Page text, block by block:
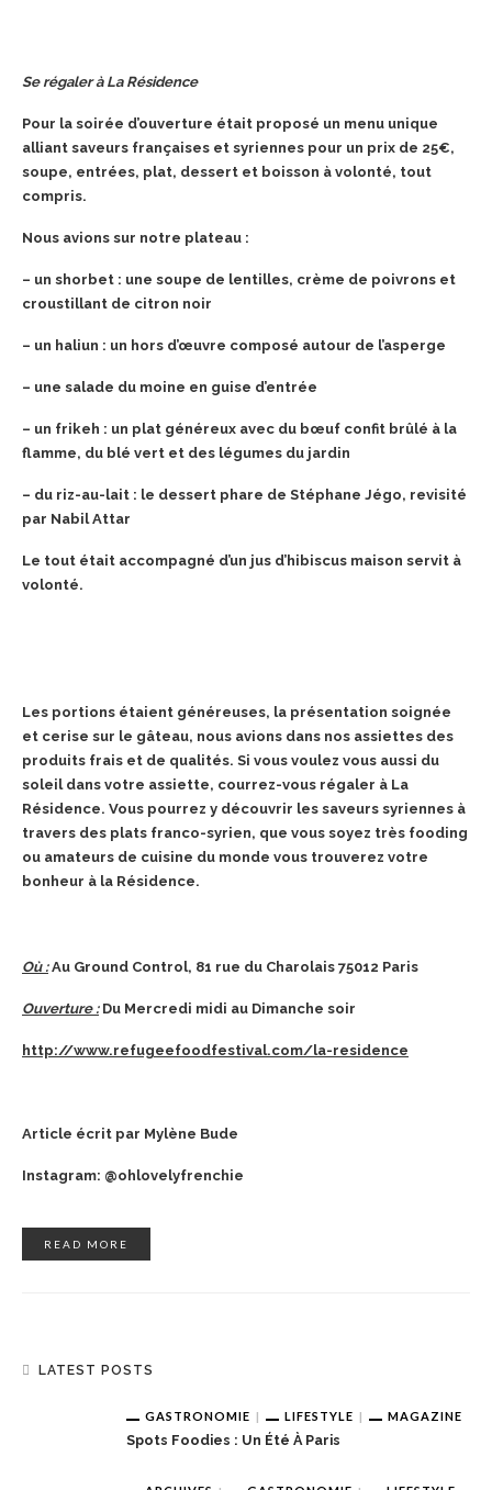
Se régaler à La Résidence
Pour la soirée d’ouverture était proposé un menu unique
alliant saveurs françaises et syriennes pour un prix de 25€,
soupe, entrées, plat, dessert et boisson à volonté, tout
compris.
Nous avions sur notre plateau :
– un shorbet : une soupe de lentilles, crème de poivrons et
croustillant de citron noir
– un haliun : un hors d’œuvre composé autour de l’asperge
– une salade du moine en guise d’entrée
– un frikeh : un plat généreux avec du bœuf confit brûlé à la
flamme, du blé vert et des légumes du jardin
– du riz-au-lait : le dessert phare de Stéphane Jégo, revisité
par Nabil Attar
Le tout était accompagné d’un jus d’hibiscus maison servit à
volonté.
Les portions étaient généreuses, la présentation soignée
et cerise sur le gâteau, nous avions dans nos assiettes des
produits frais et de qualités. Si vous voulez vous aussi du
soleil dans votre assiette, courrez-vous régaler à La
Résidence. Vous pourrez y découvrir les saveurs syriennes à
travers des plats franco-syrien, que vous soyez très fooding
ou amateurs de cuisine du monde vous trouverez votre
bonheur à la Résidence.
Où :Au Ground Control, 81 rue du Charolais 75012 Paris
Ouverture :Du Mercredi midi au Dimanche soir
http://www.refugeefoodfestival.com/la-residence
Article écrit par Mylène Bude
Instagram: @ohlovelyfrenchie
READ MORE
LATEST POSTS
GASTRONOMIE LIFESTYLE MAGAZINE
Spots Foodies : Un Été À Paris